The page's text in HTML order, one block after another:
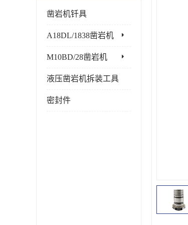
凿岩机钎具
A18DL/1838凿岩机
M10BD/28凿岩机
液压凿岩机拆装工具
密封件